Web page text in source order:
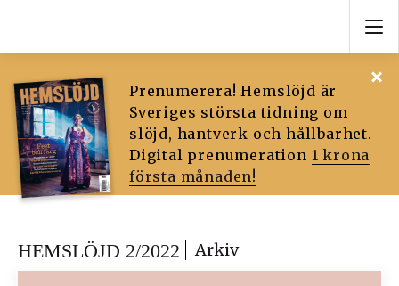
Prenumerera! Hemslöjd är
Sveriges största tidning om
slöjd, hantverk och hållbarhet.
Digital prenumeration 1 krona
första månaden!
HEMSLÖJD 2/2022 Arkiv